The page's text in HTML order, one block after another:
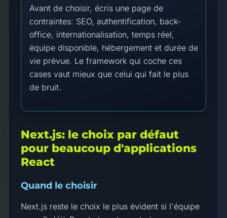
Avant de choisir, écris une page de
contraintes: SEO, authentification, back-
office, internationalisation, temps réel,
équipe disponible, hébergement et durée de
vie prévue. Le framework qui coche ces
cases vaut mieux que celui qui fait le plus
de bruit.
Next.js: le choix par défaut
pour beaucoup d'applications
React
Quand le choisir
Next.js reste le choix le plus évident si l'équipe